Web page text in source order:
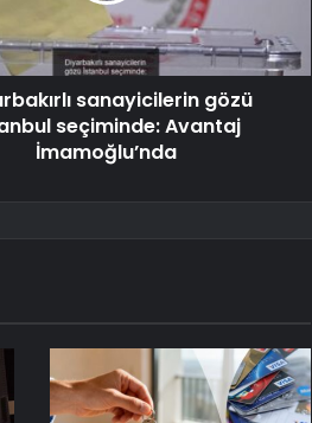
sanayicilerin gözü
seçiminde: Avantaj
İmamoğlu’nda